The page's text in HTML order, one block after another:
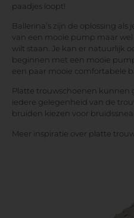
paadjes loopt!
Ballerina’s zijn de oplossing
van een mooie pump maar
wilt staan. Je kan er natuurlijk
beginnen met een mooie
een paar mooie comfortabele
Platte trouwschoenen kunnen
iedere gelegenheid van de
bruiden kiezen voor
Meer inspiratie over platte